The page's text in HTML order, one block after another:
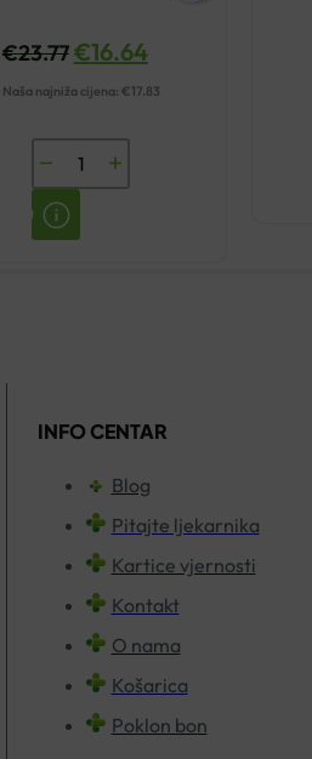
€23.77€16.64
Naša najniža cijena: €17.83
VICHY
SUN
CAPITAL
količina
INFO CENTAR
Blog
Pitajte ljekarnika
Kartice vjernosti
Kontakt
O nama
Košarica
Poklon bon